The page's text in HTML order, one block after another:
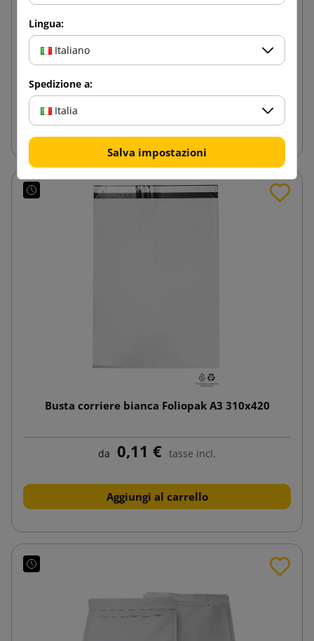
Busta imbottita AirPro D14 marrone 200x275
Aggiungi al carrello
Busta corriere bianca Foliopak A3 310x420
da 0,11 € tasse incl.
Aggiungi al carrello
Lingua:
Italiano
Spedizione a:
Italia
Salva impostazioni